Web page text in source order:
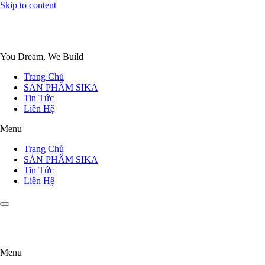
Skip to content
You Dream, We Build
Trang Chủ
SẢN PHẨM SIKA
Tin Tức
Liên Hệ
Menu
Trang Chủ
SẢN PHẨM SIKA
Tin Tức
Liên Hệ
Menu